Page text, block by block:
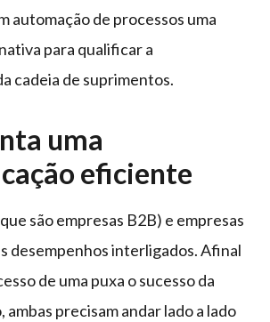
automação de processos uma
para qualificar a
cadeia de suprimentos.
uma
eficiente
são empresas B2B) e empresas
desempenhos interligados. Afinal
de uma puxa o sucesso da
precisam andar lado a lado